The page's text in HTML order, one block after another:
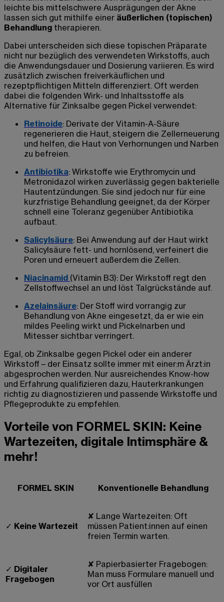
leichte bis mittelschwere Ausprägungen der Akne
lassen sich gut mithilfe einer äußerlichen (topischen)
Behandlung therapieren.
Dabei unterscheiden sich diese topischen Präparate
nicht nur bezüglich des verwendeten Wirkstoffs, auch
die Anwendungsdauer und Dosierung variieren. Es wird
zusätzlich zwischen freiverkäuflichen und
rezeptpflichtigen Mitteln differenziert. Oft werden
dabei die folgenden Wirk- und Inhaltsstoffe als
Alternative für Zinksalbe gegen Pickel verwendet:
Retinoide: Derivate der Vitamin-A-Säure
regenerieren die Haut, steigern die Zellerneuerung
und helfen, die Haut von Verhornungen und Narben
zu befreien.
Antibiotika: Wirkstoffe wie Erythromycin und
Metronidazol wirken zuverlässig gegen bakterielle
Hautentzündungen. Sie sind jedoch nur für eine
kurzfristige Behandlung geeignet, da der Körper
schnell eine Toleranz gegenüber Antibiotika
aufbaut.
Salicylsäure: Bei Anwendung auf der Haut wirkt
Salicylsäure fett- und hornlösend, verfeinert die
Poren und erneuert außerdem die Zellen.
Niacinamid (Vitamin B3): Der Wirkstoff regt den
Zellstoffwechsel an und löst Talgrückstände auf.
Azelainsäure: Der Stoff wird vorrangig zur
Behandlung von Akne eingesetzt, da er wie ein
mildes Peeling wirkt und Pickelnarben und
Mitesser sichtbar verringert.
Egal, ob Zinksalbe gegen Pickel oder ein anderer
Wirkstoff – der Einsatz sollte immer mit einer:m Ärzt:in
abgesprochen werden. Nur ausreichendes Know-how
und Erfahrung qualifizieren dazu, Hauterkrankungen
richtig zu diagnostizieren und passende Wirkstoffe und
Pflegeprodukte zu empfehlen.
Vorteile von FORMEL SKIN: Keine
Wartezeiten, digitale Intimsphäre &
mehr!
FORMEL SKIN Konventionelle Behandlung
✓ Keine Wartezeit
✘ Lange Wartezeiten: Oft
müssen Patient:innen auf einen
freien Termin warten.
✓ Digitaler
Fragebogen
✘ Papierbasierter Fragebogen:
Man muss Formulare manuell und
vor Ort ausfüllen